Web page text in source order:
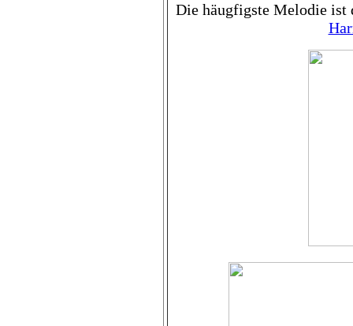
Die häugfigste Melodie ist